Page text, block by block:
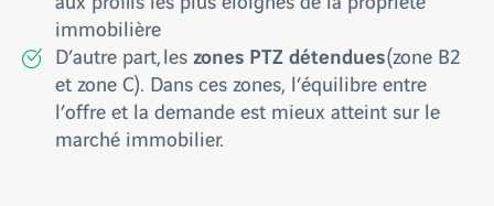
immobilière
D’autre part, leszones PTZ détendues(zone B2
et zone C). Dans ces zones, l’équilibre entre
l’offre et la demande est mieux atteint sur le
marché immobilier.